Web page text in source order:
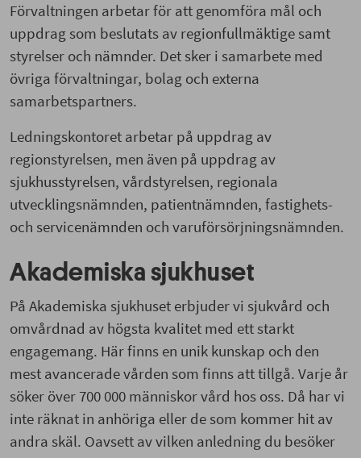
Förvaltningen arbetar för att genomföra mål och
uppdrag som beslutats av regionfullmäktige samt
styrelser och nämnder. Det sker i samarbete med
övriga förvaltningar, bolag och externa
samarbetspartners.
Ledningskontoret arbetar på uppdrag av
regionstyrelsen, men även på uppdrag av
sjukhusstyrelsen, vårdstyrelsen, regionala
utvecklingsnämnden, patientnämnden, fastighets-
och servicenämnden och varuförsörjningsnämnden.
Akademiska sjukhuset
På Akademiska sjukhuset erbjuder vi sjukvård och
omvårdnad av högsta kvalitet med ett starkt
engagemang. Här finns en unik kunskap och den
mest avancerade vården som finns att tillgå. Varje år
söker över 700 000 människor vård hos oss. Då har vi
inte räknat in anhöriga eller de som kommer hit av
andra skäl. Oavsett av vilken anledning du besöker